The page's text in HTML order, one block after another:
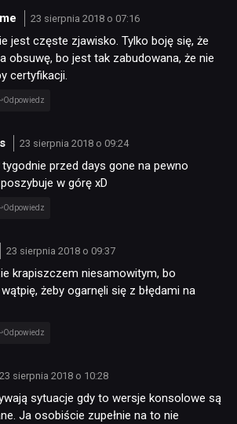
23 sierpnia 2018 o 07:16
jest częste zjawisko. Tylko boję się, że
obsuwę, bo jest tak zabudowana, że nie
certyfikacji.
Odpowiedz
23 sierpnia 2018 o 09:24
tygodnie przed days gone na pewno
w górę xD
Odpowiedz
23 sierpnia 2018 o 09:37
krapiszczem niesamowitym, bo
żeby ogarnęli się z błędami na
Odpowiedz
23 sierpnia 2018 o 10:28
sytuacje gdy to wersje konsolowe są
Ja osobiście zupełnie na to nie